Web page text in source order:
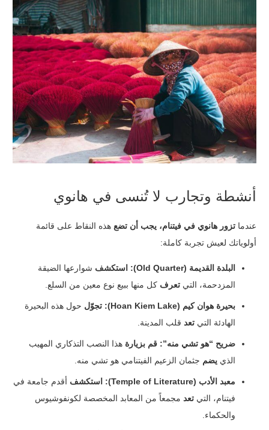
أنشطة وتجارب لا تُنسى في هانوي
عندما تزور هانوي في فيتنام، يجب أن تضع هذه النقاط على قائمة
أولوياتك لعيش تجربة كاملة:
البلدة القديمة (Old Quarter): استكشف شوارعها الضيقة
المزدحمة، التي تعرف كل منها ببيع نوع معين من السلع.
بحيرة هوان كيم (Hoan Kiem Lake): تجوّل حول هذه البحيرة
الهادئة التي تعد قلب المدينة.
ضريح “هو تشي منه”: قم بزيارة هذا النصب التذكاري المهيب
الذي يضم جثمان الزعيم الفيتنامي هو تشي منه.
معبد الأدب (Temple of Literature): استكشف أقدم جامعة في
فيتنام، التي تعد مجمعاً من المعابد المخصصة لكونفوشيوس
والحكماء.